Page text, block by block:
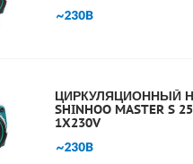
ЦИРКУЛЯЦИОННЫЙ
SHINHOO MASTER S
1X230V